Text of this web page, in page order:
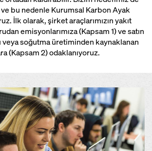
bu nedenle Kurumsal Karbon Ayak
İlk olarak, şirket araçlarımızın yakıt
emisyonlarımıza (Kapsam 1) ve satın
veya soğutma üretiminden kaynaklanan
(Kapsam 2) odaklanıyoruz.